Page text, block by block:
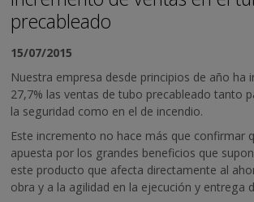
precableado
15/07/2015
Nuestra empresa desde principios de año ha
27,7% las ventas de tubo precableado tanto
la seguridad como en el de incendio.
Este incremento no hace más que confirmar
apuesta por los grandes beneficios que
este producto que afecta directamente al
obra y a la agilidad en la ejecución y entrega